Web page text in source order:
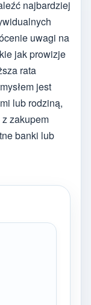
najbardziej
uwagi na
jak prowizje
rata
jest
lub rodziną,
zakupem
banki lub